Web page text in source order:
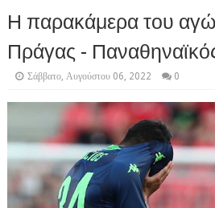
Η παρακάμερα του
Πράγας -
Σάββατο, Αυγούστου 06, 2022 0